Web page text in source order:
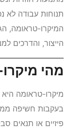
תנוחות עבודה לא
המיקרו-טראומה,
הייצור, והדרכים
מהי
מיקרו-טראומה
בעקבות חשיפה
פיזיים או תנאים